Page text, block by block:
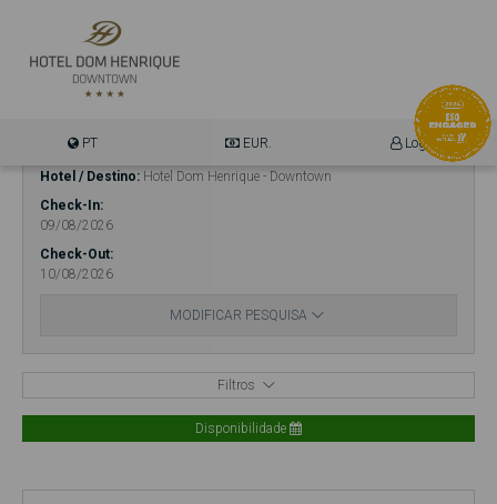
PT EUR. Login
Hotel / Destino
Hotel Dom Henrique - Downtown
Check-In
09/08/2026
Check-Out
10/08/2026
MODIFICAR PESQUISA
Filtros
Disponibilidade